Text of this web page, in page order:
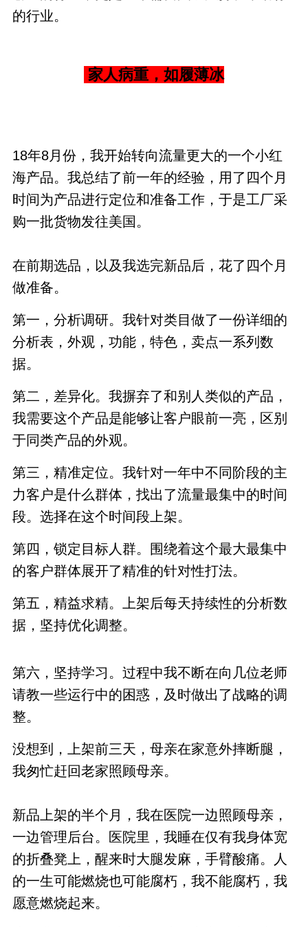
的行业。
家人病重，如履薄冰
18年8月份，我开始转向流量更大的一个小红
海产品。我总结了前一年的经验，用了四个月
时间为产品进行定位和准备工作，于是工厂采
购一批货物发往美国。
在前期选品，以及我选完新品后，花了四个月
做准备。
第一，分析调研。我针对类目做了一份详细的
分析表，外观，功能，特色，卖点一系列数
据。
第二，差异化。我摒弃了和别人类似的产品，
我需要这个产品是能够让客户眼前一亮，区别
于同类产品的外观。
第三，精准定位。我针对一年中不同阶段的主
力客户是什么群体，找出了流量最集中的时间
段。选择在这个时间段上架。
第四，锁定目标人群。围绕着这个最大最集中
的客户群体展开了精准的针对性打法。
第五，精益求精。上架后每天持续性的分析数
据，坚持优化调整。
第六，坚持学习。过程中我不断在向几位老师
请教一些运行中的困惑，及时做出了战略的调
整。
没想到，上架前三天，母亲在家意外摔断腿，
我匆忙赶回老家照顾母亲。
新品上架的半个月，我在医院一边照顾母亲，
一边管理后台。医院里，我睡在仅有我身体宽
的折叠凳上，醒来时大腿发麻，手臂酸痛。人
的一生可能燃烧也可能腐朽，我不能腐朽，我
愿意燃烧起来。